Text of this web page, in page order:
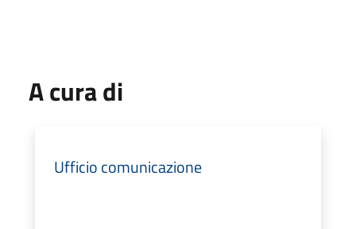
A cura di
Ufficio comunicazione